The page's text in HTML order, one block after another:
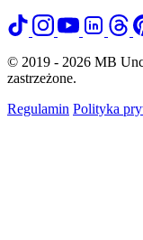
© 2019 - 2026 MB
zastrzeżone.
Regulamin Polityka